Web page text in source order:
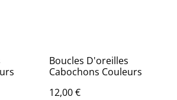
Boucles D'oreilles
Cabochons Couleurs
12,00 €